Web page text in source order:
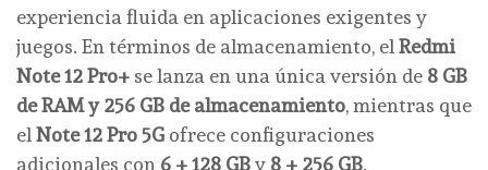
experiencia fluida en aplicaciones exigentes y
juegos. En términos de almacenamiento, el Redmi
Note 12 Pro+ se lanza en una única versión de 8 GB
de RAM y 256 GB de almacenamiento, mientras que
el Note 12 Pro 5G ofrece configuraciones
adicionales con 6 + 128 GBy 8 + 256 GB.